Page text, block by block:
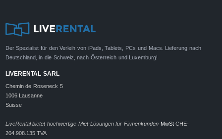
Der Spezialist für den Verleih von iPads, Tablets, PCs und Macs. Lieferung nach
Deutschland, in die Schweiz, nach Österreich und Luxemburg!
LIVERENTAL SARL
Chemin de Roseneck 5
1006 Lausanne
Suisse
LiveRental bietet hochwertige Miet-Lösungen für Firmenkunden MwStCHE-
204.908.135 TVA